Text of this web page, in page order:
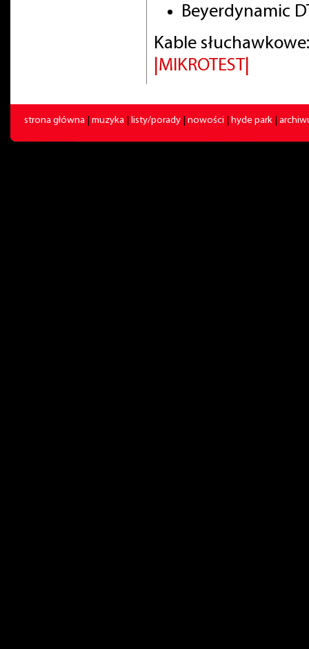
Beyerdynamic
Kable
|MIKROTEST|
strona główna muzyka listy/porady nowości hyde park